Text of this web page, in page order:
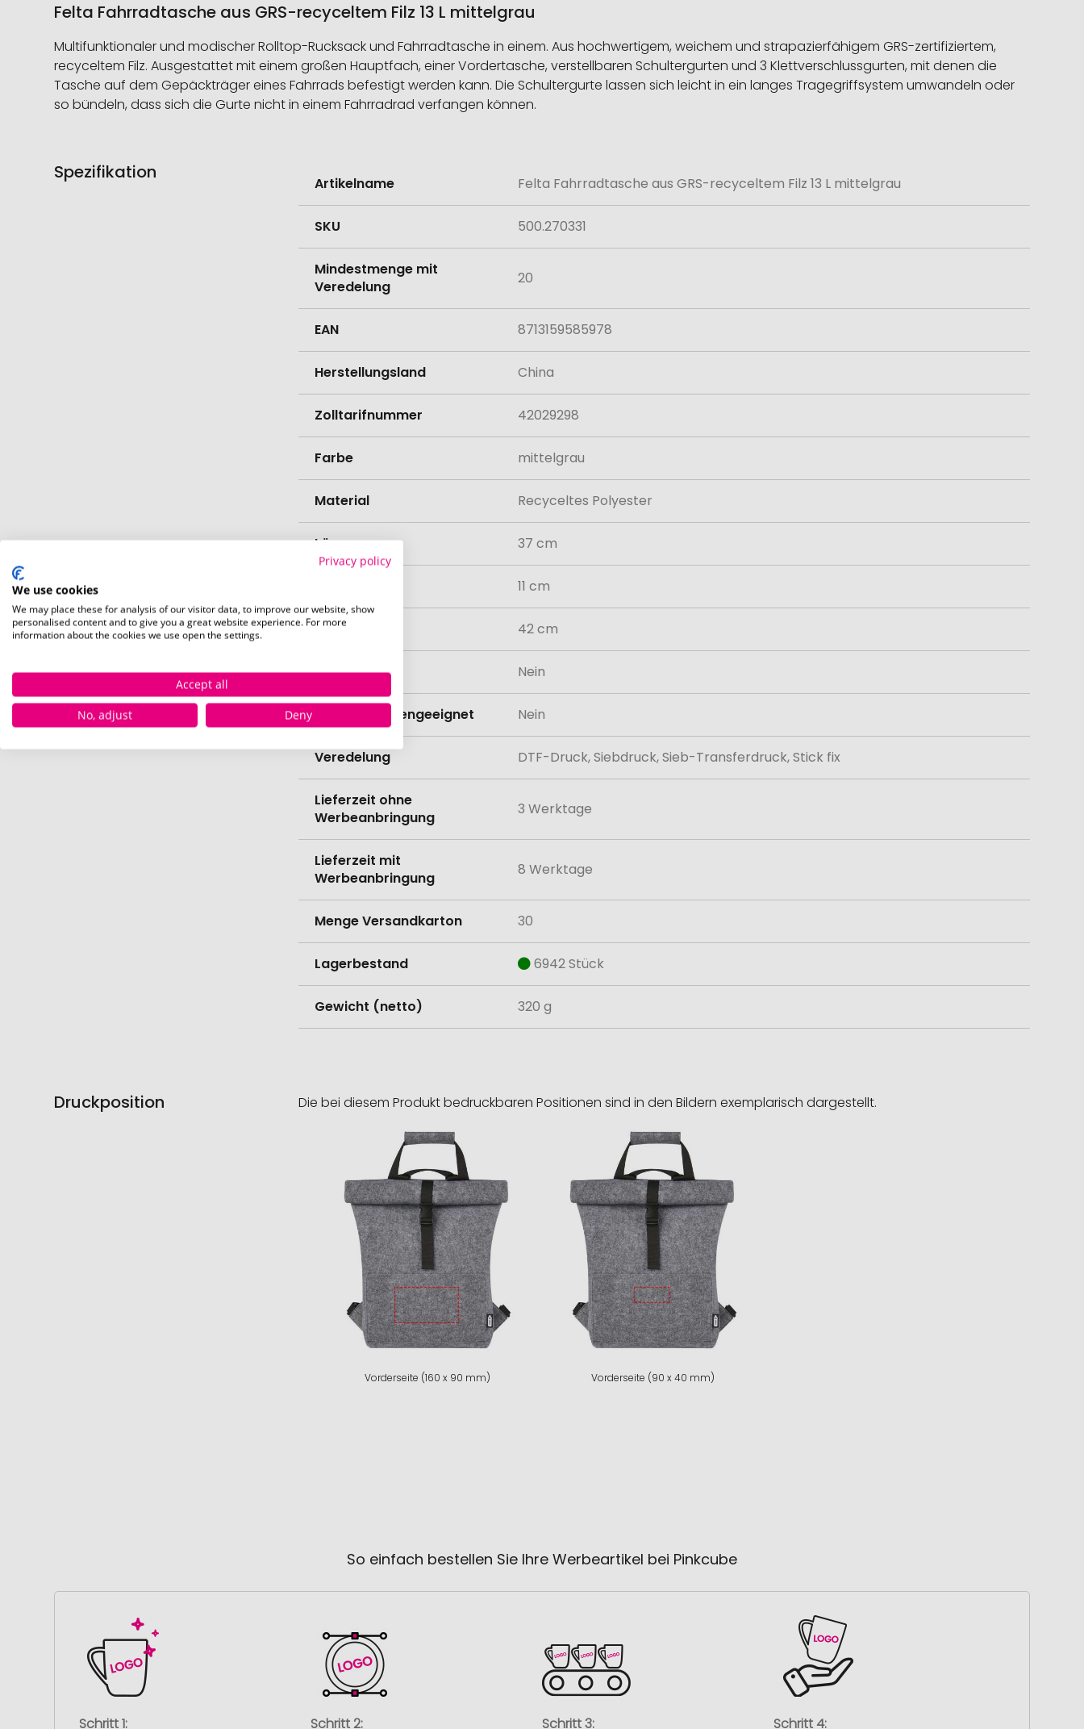
Felta Fahrradtasche aus GRS-recyceltem Filz 13 L mittelgrau
Multifunktionaler und modischer Rolltop-Rucksack und Fahrradtasche in einem. Aus hochwertigem, weichem und strapazierfähigem GRS-zertifiziertem,
recyceltem Filz. Ausgestattet mit einem großen Hauptfach, einer Vordertasche, verstellbaren Schultergurten und 3 Klettverschlussgurten, mit denen die
Tasche auf dem Gepäckträger eines Fahrrads befestigt werden kann. Die Schultergurte lassen sich leicht in ein langes Tragegriffsystem umwandeln oder
so bündeln, dass sich die Gurte nicht in einem Fahrradrad verfangen können.
Spezifikation
Informationen
Artikelname Felta Fahrradtasche aus GRS-recyceltem Filz 13 L mittelgrau
SKU 500.270331
Mindestmenge mit
Veredelung
20
EAN 8713159585978
Herstellungsland China
Zolltarifnummer 42029298
Farbe mittelgrau
Material Recyceltes Polyester
Länge 37 cm
11 cm
Höhe 42 cm
Bio-Produkt Nein
Spülmaschinengeeignet Nein
Veredelung DTF-Druck, Siebdruck, Sieb-Transferdruck, Stick fix
Lieferzeit ohne
Werbeanbringung
3 Werktage
Lieferzeit mit
Werbeanbringung
8 Werktage
Menge Versandkarton 30
Lagerbestand 6942 Stück
Gewicht (netto) 320 g
Druckposition Die bei diesem Produkt bedruckbaren Positionen sind in den Bildern exemplarisch dargestellt.
Vorderseite (160 x 90 mm) Vorderseite (90 x 40 mm)
So einfach bestellen Sie Ihre Werbeartikel bei Pinkcube
Schritt 1: Schritt 2: Schritt 3: Schritt 4:
Privacy policy
We use cookies
We may place these for analysis of our visitor data, to improve our website, show
personalised content and to give you a great website experience. For more
information about the cookies we use open the settings.
Accept all
No, adjust
Deny